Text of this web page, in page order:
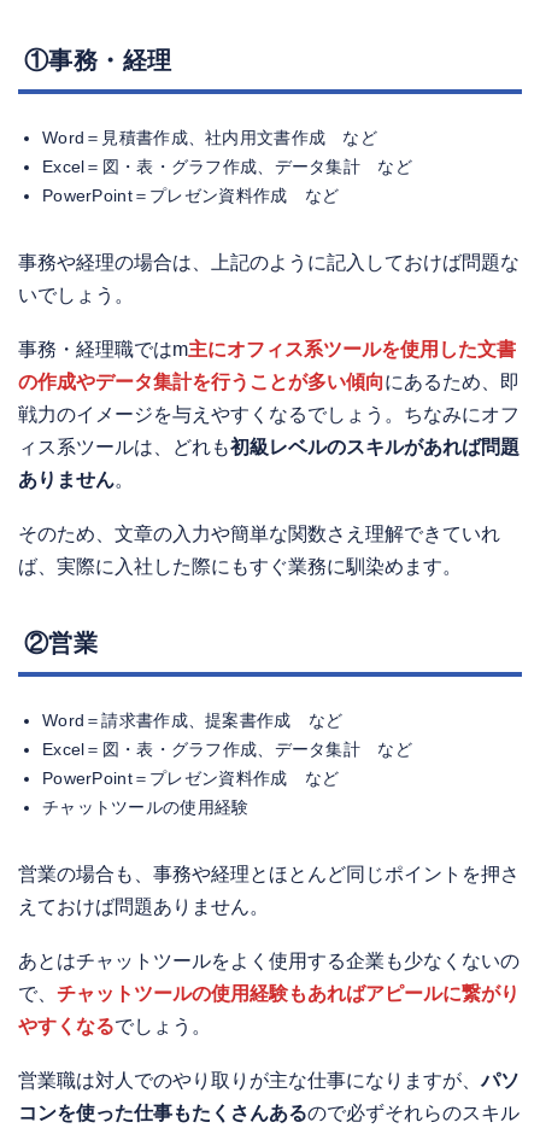
①事務・経理
Word＝見積書作成、社内用文書作成 など
Excel＝図・表・グラフ作成、データ集計 など
PowerPoint＝プレゼン資料作成 など
事務や経理の場合は、上記のように記入しておけば問題な
いでしょう。
事務・経理職ではm主にオフィス系ツールを使用した文書
の作成やデータ集計を行うことが多い傾向にあるため、即
戦力のイメージを与えやすくなるでしょう。ちなみにオフ
ィス系ツールは、どれも初級レベルのスキルがあれば問題
ありません。
そのため、文章の入力や簡単な関数さえ理解できていれ
ば、実際に入社した際にもすぐ業務に馴染めます。
②営業
Word＝請求書作成、提案書作成 など
Excel＝図・表・グラフ作成、データ集計 など
PowerPoint＝プレゼン資料作成 など
チャットツールの使用経験
営業の場合も、事務や経理とほとんど同じポイントを押さ
えておけば問題ありません。
あとはチャットツールをよく使用する企業も少なくないの
で、 チャットツールの使用経験もあればアピールに繋がり
やすくなるでしょう。
営業職は対人でのやり取りが主な仕事になりますが、パソ
コンを使った仕事もたくさんあるので必ずそれらのスキル